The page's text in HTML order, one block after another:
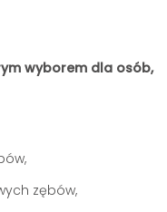
wyborem dla osób,
zębów,